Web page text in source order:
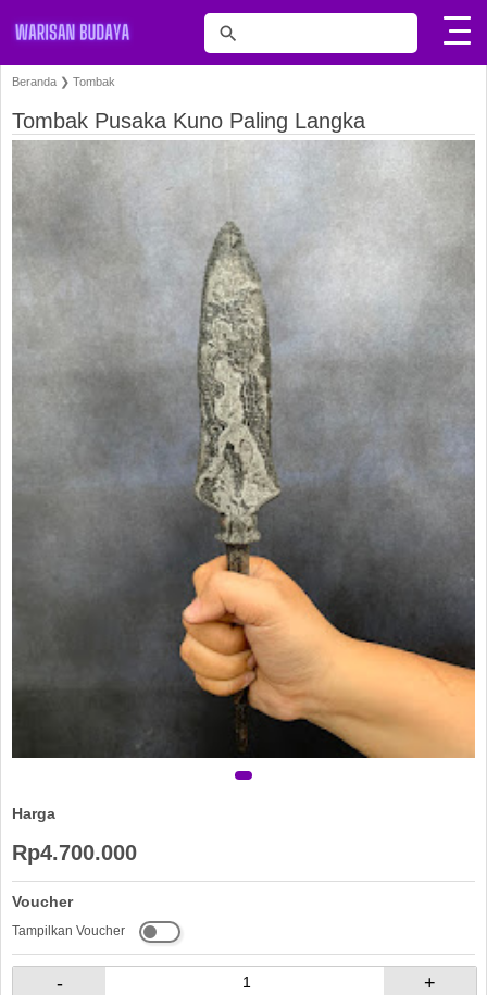
Beranda ❯ Tombak
Tombak Pusaka Kuno Paling Langka
Harga
Rp4.700.000
Voucher
Tampilkan Voucher
- +